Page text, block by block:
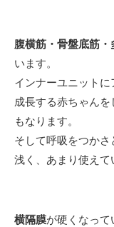
腹横筋・骨盤底筋
います。
インナーユニット
成長する赤ちゃん
もなります。
そして呼吸をつか
浅く、あまり使えて
横隔膜が硬くなって